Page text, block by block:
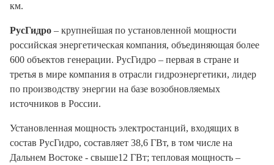
км.
РусГидро – крупнейшая по установленной мощности
российская энергетическая компания, объединяющая более
600 объектов генерации. РусГидро – первая в стране и
третья в мире компания в отрасли гидроэнергетики, лидер
по производству энергии на базе возобновляемых
источников в России.
Установленная мощность электростанций, входящих в
состав РусГидро, составляет 38,6 ГВт, в том числе на
Дальнем Востоке - свыше12 ГВт; тепловая мощность –